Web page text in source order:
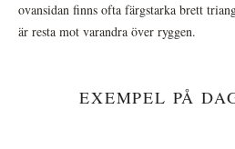
ovansidan finns ofta färgstarka brett
är resta mot varandra över ryggen.
EXEMPEL PÅ